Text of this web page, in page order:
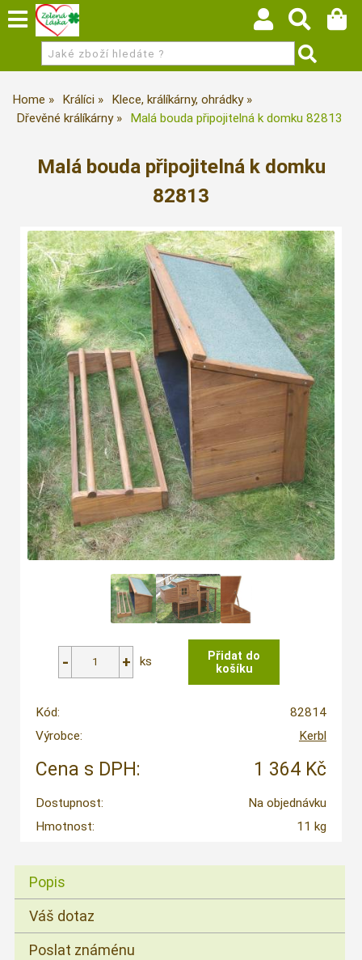
Home Králíci
Klece, králíkárny, ohrádky
Dřevěné králíkárny
Malá bouda připojitelná k domku 82813
Malá bouda připojitelná k domku
82813
ks
Kód:
82814
Výrobce:
Kerbl
Cena s DPH: 1 364 Kč
Dostupnost:
Na objednávku
Hmotnost:
11 kg
Popis
Váš dotaz
Poslat známénu